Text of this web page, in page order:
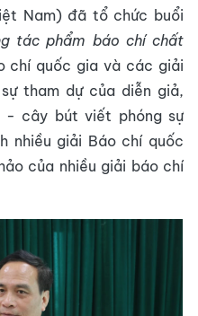
Nam) đã tổ chức buổi
tác phẩm báo chí chất
chí quốc gia và các giải
tham dự của diễn giả,
- cây bút viết phóng sự
nhiều giải Báo chí quốc
của nhiều giải báo chí